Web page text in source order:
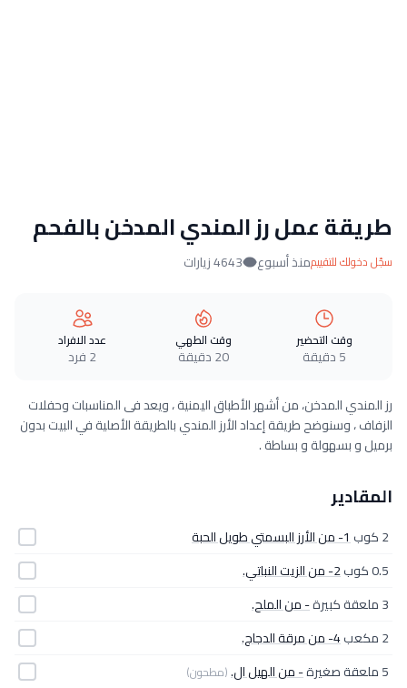
طريقة عمل رز المندي المدخن بالفحم
سجّل دخولك للتقييممنذ أسبوع 4643 زيارات
وقت التحضير
5 دقيقة
وقت الطهي
20 دقيقة
عدد الافراد
2 فرد
رز المندي المدخن، من أشهر الأطباق اليمنية ، ويعد فى المناسبات وحفلات
الزفاف ، وسنوضح طريقة إعداد الأرز المندي بالطريقة الأصلية في البيت بدون
برميل و بسهولة و بساطة .
المقادير
2 كوب
1- من الأرز البسمتي طويل الحبة
0.5 كوب
2- من الزيت النباتي.
3 ملعقة كبيرة
- من الملح.
2 مكعب
4- من مرقة الدجاج.
5 ملعقة صغيرة
- من الهيل ال.(مطحون)